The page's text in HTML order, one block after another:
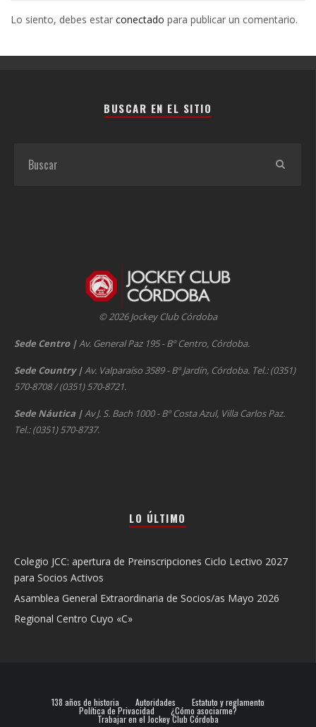
Lo siento, debes estar conectado para publicar un comentario.
BUSCAR EN EL SITIO
© 2026 Jockey Club Córdoba
Sede Centro |Av. General Paz 195 - Bº Centro, Córdoba.
Sede Country |Av. Valparaíso 3589 - Bº Jardín, Córdoba. Tel.: (0351)
570-8708 / (0351) 570-8721.
Sede Náutica |Av J. S. Bach 1000 - Bº Costa Azul, Villa Carlos Paz.
Tel.: (0351) 570-8737.
LO ÚLTIMO
Colegio JCC: apertura de Preinscripciones Ciclo Lectivo 2027
para Socios Activos
Asamblea General Extraordinaria de Socios/as Mayo 2026
Regional Centro Cuyo «C»
138 años de historia Autoridades Estatuto y reglamento
Política de Privacidad ¿Cómo asociarme?
Trabajar en el Jockey Club Córdoba